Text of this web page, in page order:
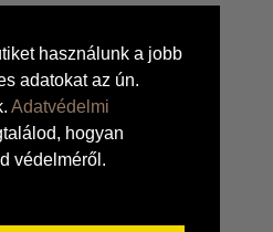
használunk a jobb
adatokat az ún.
Adatvédelmi
hogyan
védelméről.